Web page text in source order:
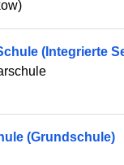
)
(Integrierte
(Grundschule)